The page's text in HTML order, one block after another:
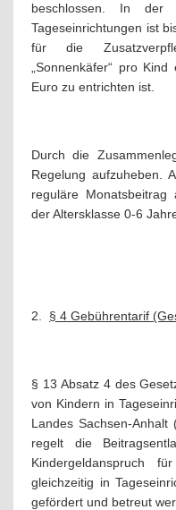
beschlossen. In der
Tageseinrichtungen ist
für die
„Sonnenkäfer“ pro
Euro zu entrichten ist.
Durch die
Regelung aufzuheben.
reguläre Monatsbeitrag
der Altersklasse 0-6
2. § 4 Gebührentarif
§ 13 Absatz 4 des
von Kindern in
Landes Sachsen-Anhalt
regelt die
Kindergeldanspruch
gleichzeitig in
gefördert und betreut